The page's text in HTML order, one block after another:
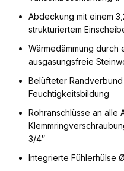
Abdeckung mit einem
strukturiertem
Wärmedämmung
ausgasungsfreie
Belüfteter
Feuchtigkeitsbildung
Rohranschlüsse an alle
3/4″
Integrierte Fühlerhülse